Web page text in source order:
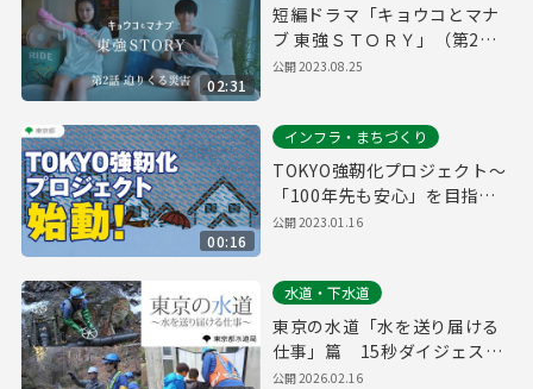
02:31
短編ドラマ「キョウコとマナ
ブ 東強ＳＴＯＲＹ」（第2話
「迫りくる災害」編）
公開2023.08.25
00:16
インフラ・まちづくり
TOKYO強靭化プロジェクト～
「100年先も安心」を目指し
て～＜風水害編＞
公開2023.01.16
水道・下水道
東京の水道「水を送り届ける
仕事」篇 15秒ダイジェスト
版
公開2026.02.16